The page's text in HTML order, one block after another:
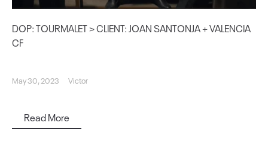
DOP: TOURMALET > CLIENT: JOAN SANTONJA + VALENCIA
CF
May 30, 2023 Victor
Read More